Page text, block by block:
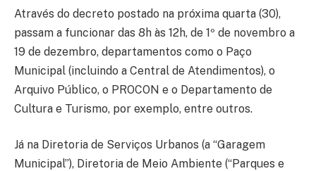
Através do decreto postado na próxima quarta (30),
passam a funcionar das 8h às 12h, de 1º de novembro a
19 de dezembro, departamentos como o Paço
Municipal (incluindo a Central de Atendimentos), o
Arquivo Público, o PROCON e o Departamento de
Cultura e Turismo, por exemplo, entre outros.
Já na Diretoria de Serviços Urbanos (a “Garagem
Municipal”), Diretoria de Meio Ambiente (“Parques e